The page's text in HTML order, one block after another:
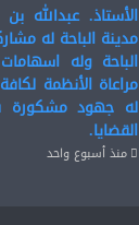
الأستاذ. عبدالله
مدينة الباحة له
الباحة وله
مراعاة الأنظمة
له جهود مشكورة
القضايا.
منذ أسبوع واحد